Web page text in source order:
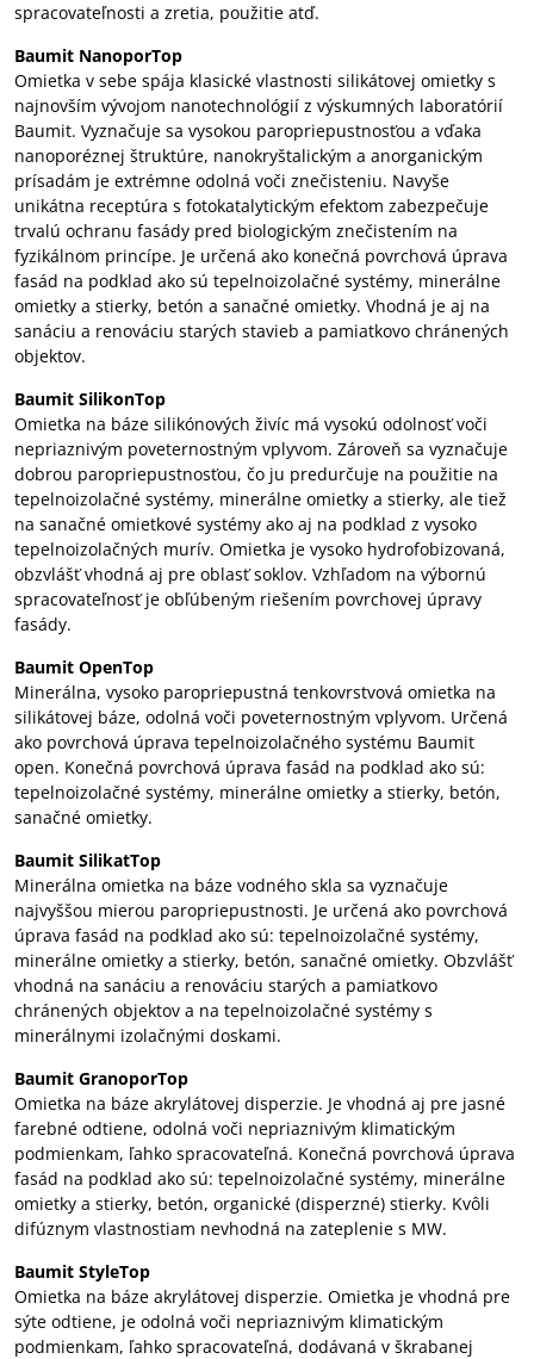
spracovateľnosti a zretia, použitie atď.
Baumit NanoporTop
Omietka v sebe spája klasické vlastnosti silikátovej omietky s
najnovším vývojom nanotechnológií z výskumných laboratórií
Baumit. Vyznačuje sa vysokou paropriepustnosťou a vďaka
nanoporéznej štruktúre, nanokryštalickým a anorganickým
prísadám je extrémne odolná voči znečisteniu. Navyše
unikátna receptúra s fotokatalytickým efektom zabezpečuje
trvalú ochranu fasády pred biologickým znečistením na
fyzikálnom princípe. Je určená ako konečná povrchová úprava
fasád na podklad ako sú tepelnoizolačné systémy, minerálne
omietky a stierky, betón a sanačné omietky. Vhodná je aj na
sanáciu a renováciu starých stavieb a pamiatkovo chránených
objektov.
Baumit SilikonTop
Omietka na báze silikónových živíc má vysokú odolnosť voči
nepriaznivým poveternostným vplyvom. Zároveň sa vyznačuje
dobrou paropriepustnosťou, čo ju predurčuje na použitie na
tepelnoizolačné systémy, minerálne omietky a stierky, ale tiež
na sanačné omietkové systémy ako aj na podklad z vysoko
tepelnoizolačných murív. Omietka je vysoko hydrofobizovaná,
obzvlášť vhodná aj pre oblasť soklov. Vzhľadom na výbornú
spracovateľnosť je obľúbeným riešením povrchovej úpravy
fasády.
Baumit OpenTop
Minerálna, vysoko paropriepustná tenkovrstvová omietka na
silikátovej báze, odolná voči poveternostným vplyvom. Určená
ako povrchová úprava tepelnoizolačného systému Baumit
open. Konečná povrchová úprava fasád na podklad ako sú:
tepelnoizolačné systémy, minerálne omietky a stierky, betón,
sanačné omietky.
Baumit SilikatTop
Minerálna omietka na báze vodného skla sa vyznačuje
najvyššou mierou paropriepustnosti. Je určená ako povrchová
úprava fasád na podklad ako sú: tepelnoizolačné systémy,
minerálne omietky a stierky, betón, sanačné omietky. Obzvlášť
vhodná na sanáciu a renováciu starých a pamiatkovo
chránených objektov a na tepelnoizolačné systémy s
minerálnymi izolačnými doskami.
Baumit GranoporTop
Omietka na báze akrylátovej disperzie. Je vhodná aj pre jasné
farebné odtiene, odolná voči nepriaznivým klimatickým
podmienkam, ľahko spracovateľná. Konečná povrchová úprava
fasád na podklad ako sú: tepelnoizolačné systémy, minerálne
omietky a stierky, betón, organické (disperzné) stierky. Kvôli
difúznym vlastnostiam nevhodná na zateplenie s MW.
Baumit StyleTop
Omietka na báze akrylátovej disperzie. Omietka je vhodná pre
sýte odtiene, je odolná voči nepriaznivým klimatickým
podmienkam, ľahko spracovateľná, dodávaná v škrabanej